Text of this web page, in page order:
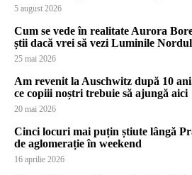
5 august 2026
Cum se vede în realitate Aurora
știi dacă vrei să vezi Luminile
25 mai 2026
Am revenit la Auschwitz după 10
ce copiii noștri trebuie să ajungă aici
20 mai 2026
Cinci locuri mai puțin știute lângă
de aglomerație în weekend
16 aprilie 2026